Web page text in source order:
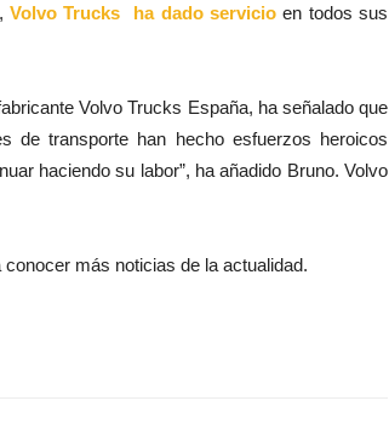
Volvo Trucks ha dado servicioen todos sus
Volvo Trucks España, ha señalado que
de transporte han hecho esfuerzos heroicos
haciendo su labor”, ha añadido Bruno. Volvo
conocer más noticias de la actualidad.